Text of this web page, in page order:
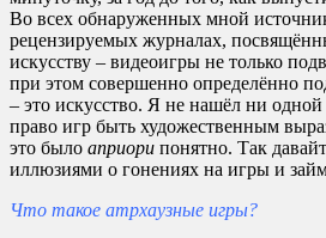
Во всех обнаруженных мной
рецензируемых журналах,
искусству – видеоигры не только
при этом совершенно определённо
– это искусство. Я не нашёл ни
право игр быть художественным
это было априори понятно. Так
иллюзиями о гонениях на игры и
Что такое атрхаузные игры?